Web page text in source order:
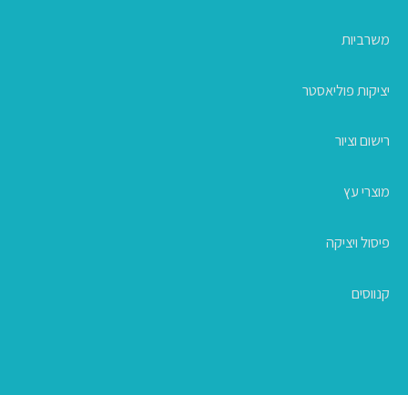
משרביות
יציקות פוליאסטר
רישום וציור
מוצרי עץ
פיסול ויציקה
קנווסים